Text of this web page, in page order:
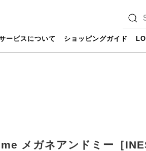
ービスについて ショッピングガイド
メガネアンドミー［